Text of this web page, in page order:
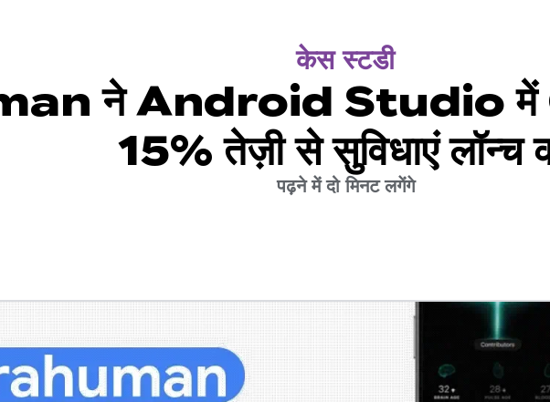
केस स्टडी
ने Android Studio में
15% तेज़ी से सुविधाएं लॉन्च
पढ़ने में दो मिनट लगेंगे